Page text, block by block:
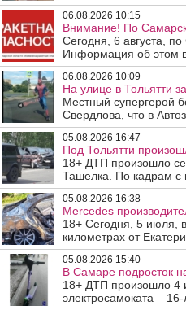
06.08.2026 10:15
Внимание! По
Сегодня, 6 августа,
Информация об этом
06.08.2026 10:09
На улице в Тольятти
Местный супергерой
Свердлова, что в
05.08.2026 16:47
Под Тольятти
18+ ДТП произошло
Ташелка. По кадрам с
05.08.2026 16:38
Mercedes
18+ Сегодня, 5 июля,
километрах от
05.08.2026 15:40
В Самаре подросток
18+ ДТП произошло
электросамоката –